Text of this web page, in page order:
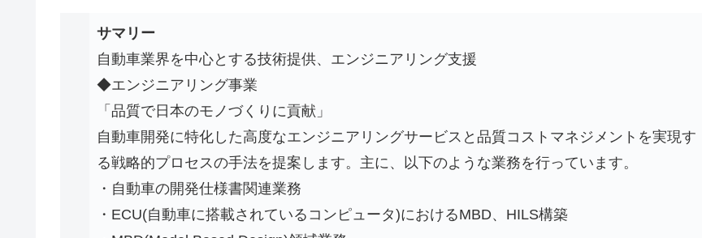
サマリー
自動車業界を中心とする技術提供、エンジニアリング支援
◆エンジニアリング事業
「品質で日本のモノづくりに貢献」
自動車開発に特化した高度なエンジニアリングサービスと品質コストマネジメントを実現す
る戦略的プロセスの手法を提案します。主に、以下のような業務を行っています。
・自動車の開発仕様書関連業務
・ECU(自動車に搭載されているコンピュータ)におけるMBD、HILS構築